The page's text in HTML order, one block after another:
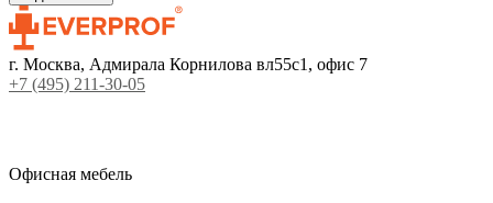
г. Москва, Адмирала Корнилова вл55с1, офис 7
+7 (495) 211-30-05
Офисная мебель